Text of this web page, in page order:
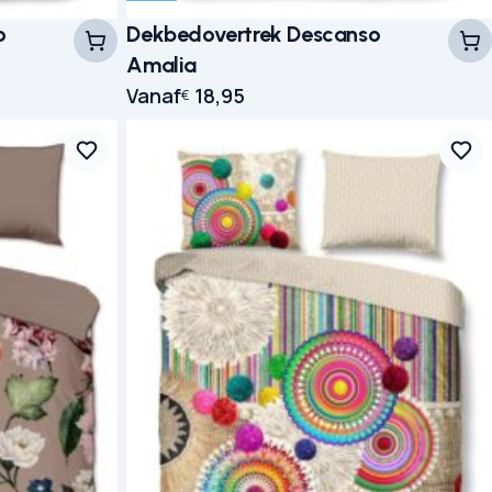
Dekbedovertrek Descanso
Amalia
Vanaf€ 18,95